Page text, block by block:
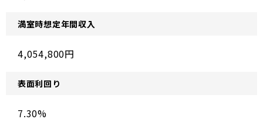
満室時想定年間収入
4,054,800円
表面利回り
7.30%